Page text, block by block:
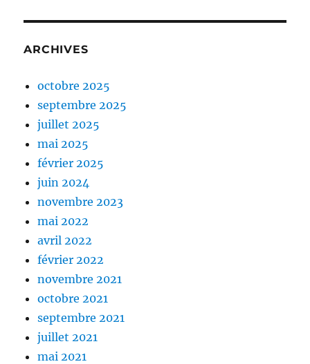
ARCHIVES
octobre 2025
septembre 2025
juillet 2025
mai 2025
février 2025
juin 2024
novembre 2023
mai 2022
avril 2022
février 2022
novembre 2021
octobre 2021
septembre 2021
juillet 2021
mai 2021